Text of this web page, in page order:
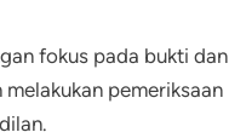
fokus pada bukti dan
pemeriksaan